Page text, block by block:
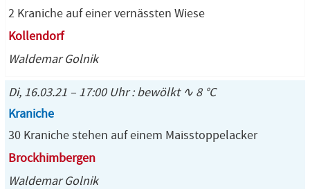
2 Kraniche auf einer vernässten Wiese
Kollendorf
Waldemar Golnik
Di, 16.03.21 – 17:00 Uhr : bewölkt ∿ 8 °C
Kraniche
30 Kraniche stehen auf einem Maisstoppelacker
Brockhimbergen
Waldemar Golnik